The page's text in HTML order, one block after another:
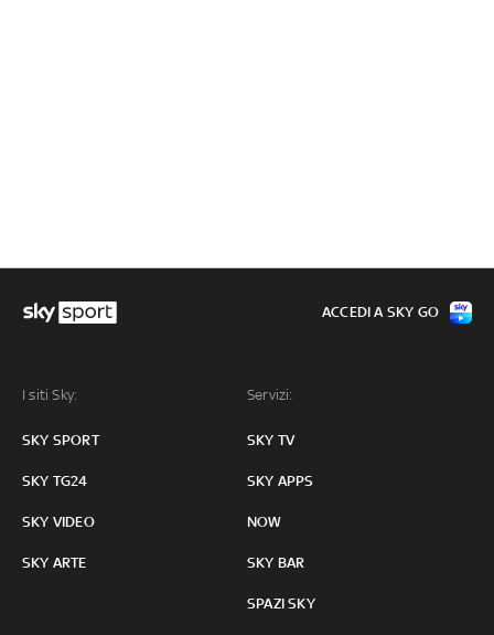
I siti Sky:
SKY SPORT
SKY TG24
SKY VIDEO
SKY ARTE
Servizi:
SKY TV
SKY APPS
NOW
SKY BAR
SPAZI SKY
ACCEDI A SKY GO